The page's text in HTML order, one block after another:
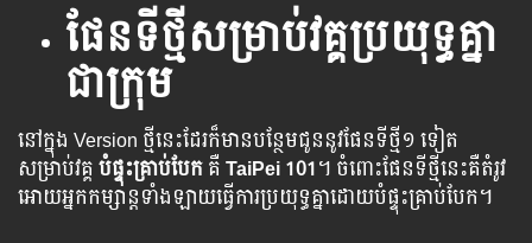
ផែនទីថ្មីសម្រាប់វគ្គ​​ប្រយុទ្ធគ្នា
ជាក្រុម
នៅក្នុង Version ថ្មី​នេះ​ដែរ​ក៏​មាន​បន្ថែម​ជូន​នូវ​ផែន​ទីថ្មី​១ ទៀត​
សម្រាប់​វគ្គ​បំផ្ទុះគ្រាប់បែកគឺTaiPei 101។ ​ចំពោះ​ផែនទី​ថ្មី​នេះ​គឺ​​តំរូវ​​
អោយ​​អ្នក​​​កម្សាន្ត​​​ទាំង​​ឡាយ​​​ធ្វើ​ការ​ប្រយុទ្ធ​​​គ្នាដោយបំផ្ទុះ​គ្រាប់បែក។